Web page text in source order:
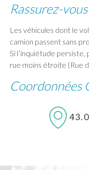
Rassurez-
Les véhicules dont le
camion passent sans
Si l’inquiétude
rue moins étroite (Rue
Coordonnées